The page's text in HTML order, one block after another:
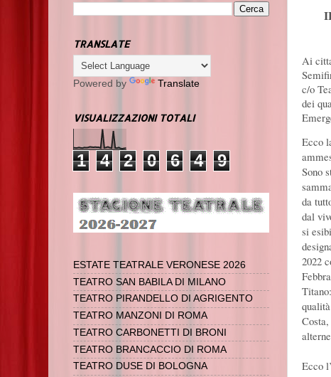
Ai
c/o
dei
Ecco
Sono
da
dal
si
2022
Ecco
TRANSLATE
Powered by Translate
VISUALIZZAZIONI TOTALI
1 4 2 0 6 4 9
ESTATE TEATRALE VERONESE 2026
TEATRO SAN BABILA DI MILANO
TEATRO PIRANDELLO DI AGRIGENTO
TEATRO MANZONI DI ROMA
TEATRO CARBONETTI DI BRONI
TEATRO BRANCACCIO DI ROMA
TEATRO DUSE DI BOLOGNA